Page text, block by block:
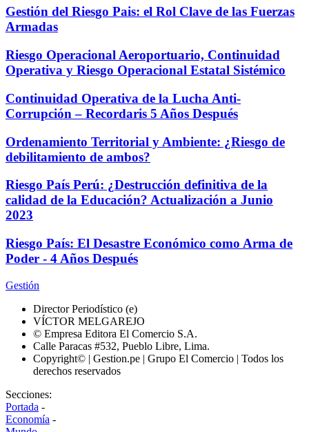
Gestión del Riesgo Pais: el Rol Clave de las Fuerzas
Armadas
Riesgo Operacional Aeroportuario, Continuidad
Operativa y Riesgo Operacional Estatal Sistémico
Continuidad Operativa de la Lucha Anti-
Corrupción – Recordaris 5 Años Después
Ordenamiento Territorial y Ambiente: ¿Riesgo de
debilitamiento de ambos?
Riesgo País Perú: ¿Destrucción definitiva de la
calidad de la Educación? Actualización a Junio
2023
Riesgo País: El Desastre Económico como Arma de
Poder - 4 Años Después
Gestión
Director Periodístico (e)
VÍCTOR MELGAREJO
© Empresa Editora El Comercio S.A.
Calle Paracas #532, Pueblo Libre, Lima.
Copyright© | Gestion.pe | Grupo El Comercio | Todos los
derechos reservados
Secciones:
Portada -
Economía -